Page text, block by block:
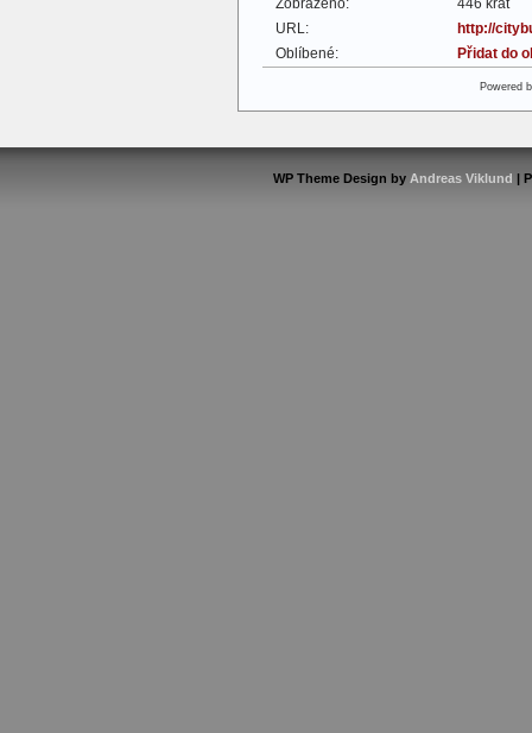
Zobrazeno:
446 krát
URL:
http://
Oblíbené:
Přidat do
Powered
WP Theme Design by Andreas Viklund |